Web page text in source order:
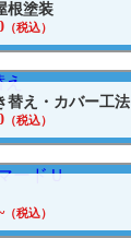
根塗装
（税込）
替え・カバー工法
（税込）
（税込）